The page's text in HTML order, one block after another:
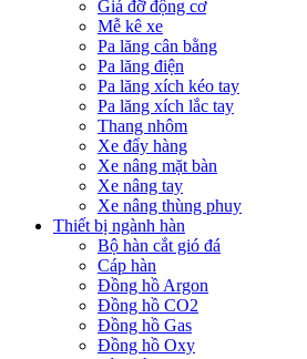
Giá đỡ động cơ
Mễ kê xe
Pa lăng cân bằng
Pa lăng điện
Pa lăng xích kéo tay
Pa lăng xích lắc tay
Thang nhôm
Xe đẩy hàng
Xe nâng mặt bàn
Xe nâng tay
Xe nâng thùng phuy
Thiết bị ngành hàn
Bộ hàn cắt gió đá
Cáp hàn
Đồng hồ Argon
Đồng hồ CO2
Đồng hồ Gas
Đồng hồ Oxy